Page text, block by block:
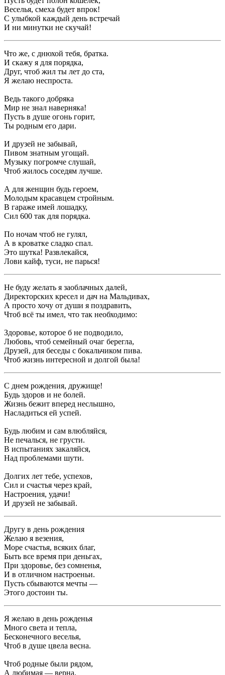
Веселья, смеха будет впрок!
С улыбкой каждый день встречай
И ни минутки не скучай!
Что же, с днюхой тебя, братка.
И скажу я для порядка,
Друг, чтоб жил ты лет до ста,
Я желаю неспроста.
Ведь такого добряка
Мир не знал наверняка!
Пусть в душе огонь горит,
Ты родным его дари.
И друзей не забывай,
Пивом знатным угощай.
Музыку погромче слушай,
Чтоб жилось соседям лучше.
А для женщин будь героем,
Молодым красавцем стройным.
В гараже имей лошадку,
Сил 600 так для порядка.
По ночам чтоб не гулял,
А в кроватке сладко спал.
Это шутка! Развлекайся,
Лови кайф, туси, не парься!
Не буду желать я заоблачных далей,
Директорских кресел и дач на Мальдивах,
А просто хочу от души я поздравить,
Чтоб всё ты имел, что так необходимо:
Здоровье, которое б не подводило,
Любовь, чтоб семейный очаг берегла,
Друзей, для беседы с бокальчиком пива.
Чтоб жизнь интересной и долгой была!
С днем рождения, дружище!
Будь здоров и не болей.
Жизнь бежит вперед неслышно,
Насладиться ей успей.
Будь любим и сам влюбляйся,
Не печалься, не грусти.
В испытаниях закаляйся,
Над проблемами шути.
Долгих лет тебе, успехов,
Сил и счастья через край,
Настроения, удачи!
И друзей не забывай.
Другу в день рождения
Желаю я везения,
Море счастья, всяких благ,
Быть все время при деньгах,
При здоровье, без сомненья,
И в отличном настроеньи.
Пусть сбываются мечты —
Этого достоин ты.
Я желаю в день рожденья
Много света и тепла,
Бесконечного веселья,
Чтоб в душе цвела весна.
Чтоб родные были рядом,
А любимая — верна,